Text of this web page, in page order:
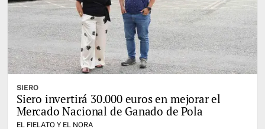
SIERO
Siero invertirá 30.000 euros en mejorar el
Mercado Nacional de Ganado de Pola
EL FIELATO Y EL NORA